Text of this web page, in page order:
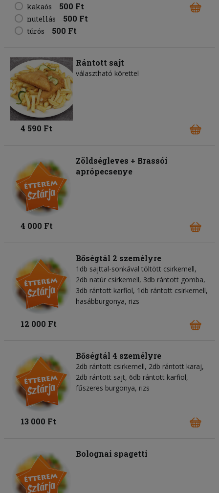
kakaós 500 Ft
nutellás 500 Ft
túrós 500 Ft
Rántott sajt
választható körettel
4 590 Ft
Zöldségleves + Brassói
aprópecsenye
4 000 Ft
Bőségtál 2 személyre
1db sajttal-sonkával töltött csirkemell,
2db natúr csirkemell, 3db rántott gomba,
3db rántott karfiol, 1db rántott csirkemell,
hasábburgonya, rizs
12 000 Ft
Bőségtál 4 személyre
2db rántott csirkemell, 2db rántott karaj,
2db rántott sajt, 6db rántott karfiol,
fűszeres burgonya, rizs
13 000 Ft
Bolognai spagetti